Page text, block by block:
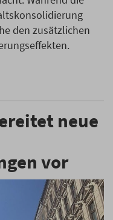
den zusätzlichen
neue
vor